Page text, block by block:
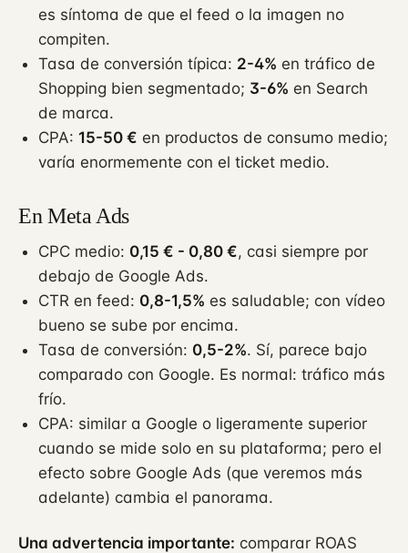
es síntoma de que el feed o la imagen no
compiten.
Tasa de conversión típica: 2-4% en tráfico de
Shopping bien segmentado; 3-6% en Search
de marca.
CPA: 15-50 € en productos de consumo medio;
varía enormemente con el ticket medio.
En Meta Ads
CPC medio: 0,15 € - 0,80 €, casi siempre por
debajo de Google Ads.
CTR en feed: 0,8-1,5% es saludable; con vídeo
bueno se sube por encima.
Tasa de conversión: 0,5-2%. Sí, parece bajo
comparado con Google. Es normal: tráfico más
frío.
CPA: similar a Google o ligeramente superior
cuando se mide solo en su plataforma; pero el
efecto sobre Google Ads (que veremos más
adelante) cambia el panorama.
Una advertencia importante: comparar ROAS